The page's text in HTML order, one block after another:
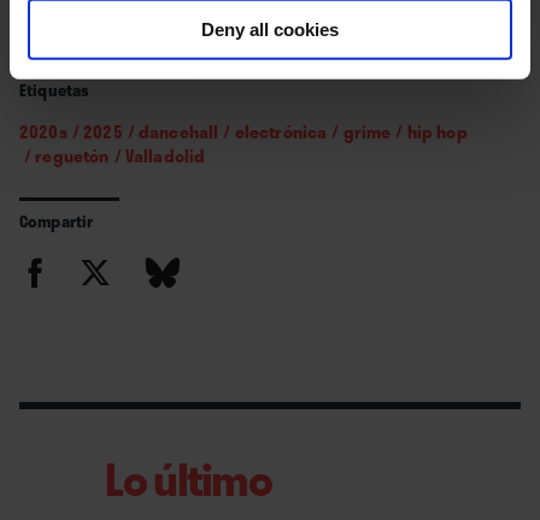
Deny all cookies
Etiquetas
2020s / 2025 /dancehall / electrónica / grime / hip hop
/ reguetón /Valladolid
Compartir
Lo último